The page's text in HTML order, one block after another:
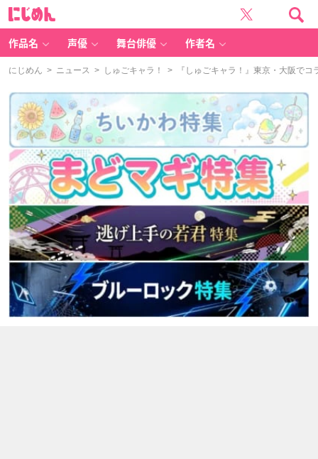
作品名 声優 舞台俳優 作者名
にじめん > ニュース > しゅごキャラ！ > 『しゅごキャラ！』東京・大阪でコ